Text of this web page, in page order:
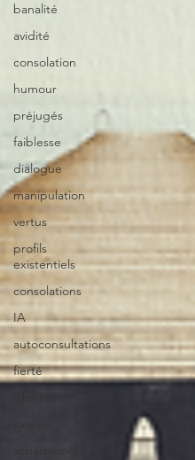
banalité
avidité
consolation
humour
préjugés
faiblesse
dialogue
manipulation
vertus
profils
existentiels
consolations
IA
autoconsultations
fierté